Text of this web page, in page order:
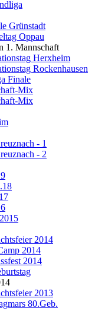
Grünstadt
Oppau
1. Mannschaft
Herxheim
Rockenhausen
Finale
Mix
Mix
- 1
- 2
2014
2014
2014
2013
80.Geb.